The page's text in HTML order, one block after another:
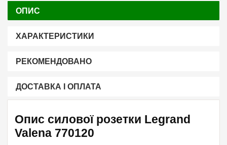
ОПИС
ХАРАКТЕРИСТИКИ
РЕКОМЕНДОВАНО
ДОСТАВКА І ОПЛАТА
Опис силової розетки Legrand
Valena 770120